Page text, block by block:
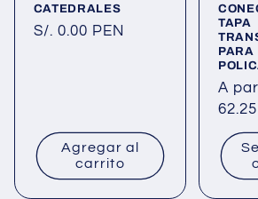
CATEDRALES
Precio
S/. 0.00 PEN
Agregar al
carrito
TAPA
PARA
A